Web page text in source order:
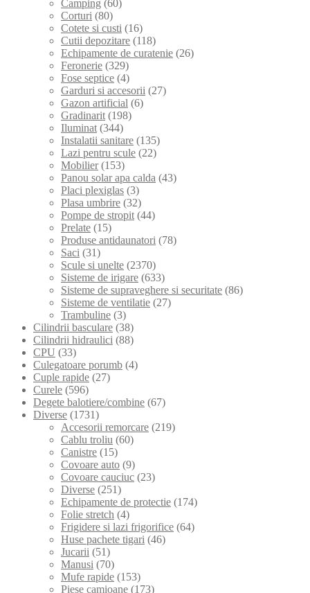
Camping (60)
Corturi (80)
Cotete si custi (16)
Cutii depozitare (118)
Echipamente de curatenie (26)
Feronerie (329)
Fose septice (4)
Garduri si accesorii (27)
Gazon artificial (6)
Gradinarit (198)
Iluminat (344)
Instalatii sanitare (135)
Lazi pentru scule (22)
Mobilier (153)
Panou solar apa calda (43)
Placi plexiglas (3)
Plasa umbrire (32)
Pompe de stropit (44)
Prelate (15)
Produse antidaunatori (78)
Saci (31)
Scule si unelte (2370)
Sisteme de irigare (633)
Sisteme de supraveghere si securitate (86)
Sisteme de ventilatie (27)
Trambuline (3)
Cilindrii basculare (38)
Cilindrii hidraulici (88)
CPU (33)
Culegatoare porumb (4)
Cuple rapide (27)
Curele (596)
Degete balotiere/combine (67)
Diverse (1731)
Accesorii remorcare (219)
Cablu troliu (60)
Canistre (15)
Covoare auto (9)
Covoare cauciuc (23)
Diverse (251)
Echipamente de protectie (174)
Folie stretch (4)
Frigidere si lazi frigorifice (64)
Huse pachete tigari (46)
Jucarii (51)
Manusi (70)
Mufe rapide (153)
Piese camioane (173)